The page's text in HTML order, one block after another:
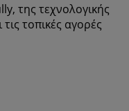
της τεχνολογικής
τοπικές αγορές